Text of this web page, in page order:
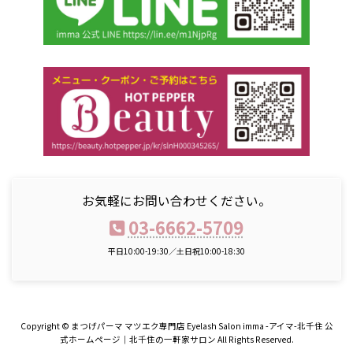
お気軽にお問い合わせください。
03-6662-5709
平日10:00-19:30／土日祝10:00-18:30
Copyright © まつげパーマ マツエク専門店 Eyelash Salon imma -アイマ-北千住 公
式ホームページ｜北千住の一軒家サロン All Rights Reserved.